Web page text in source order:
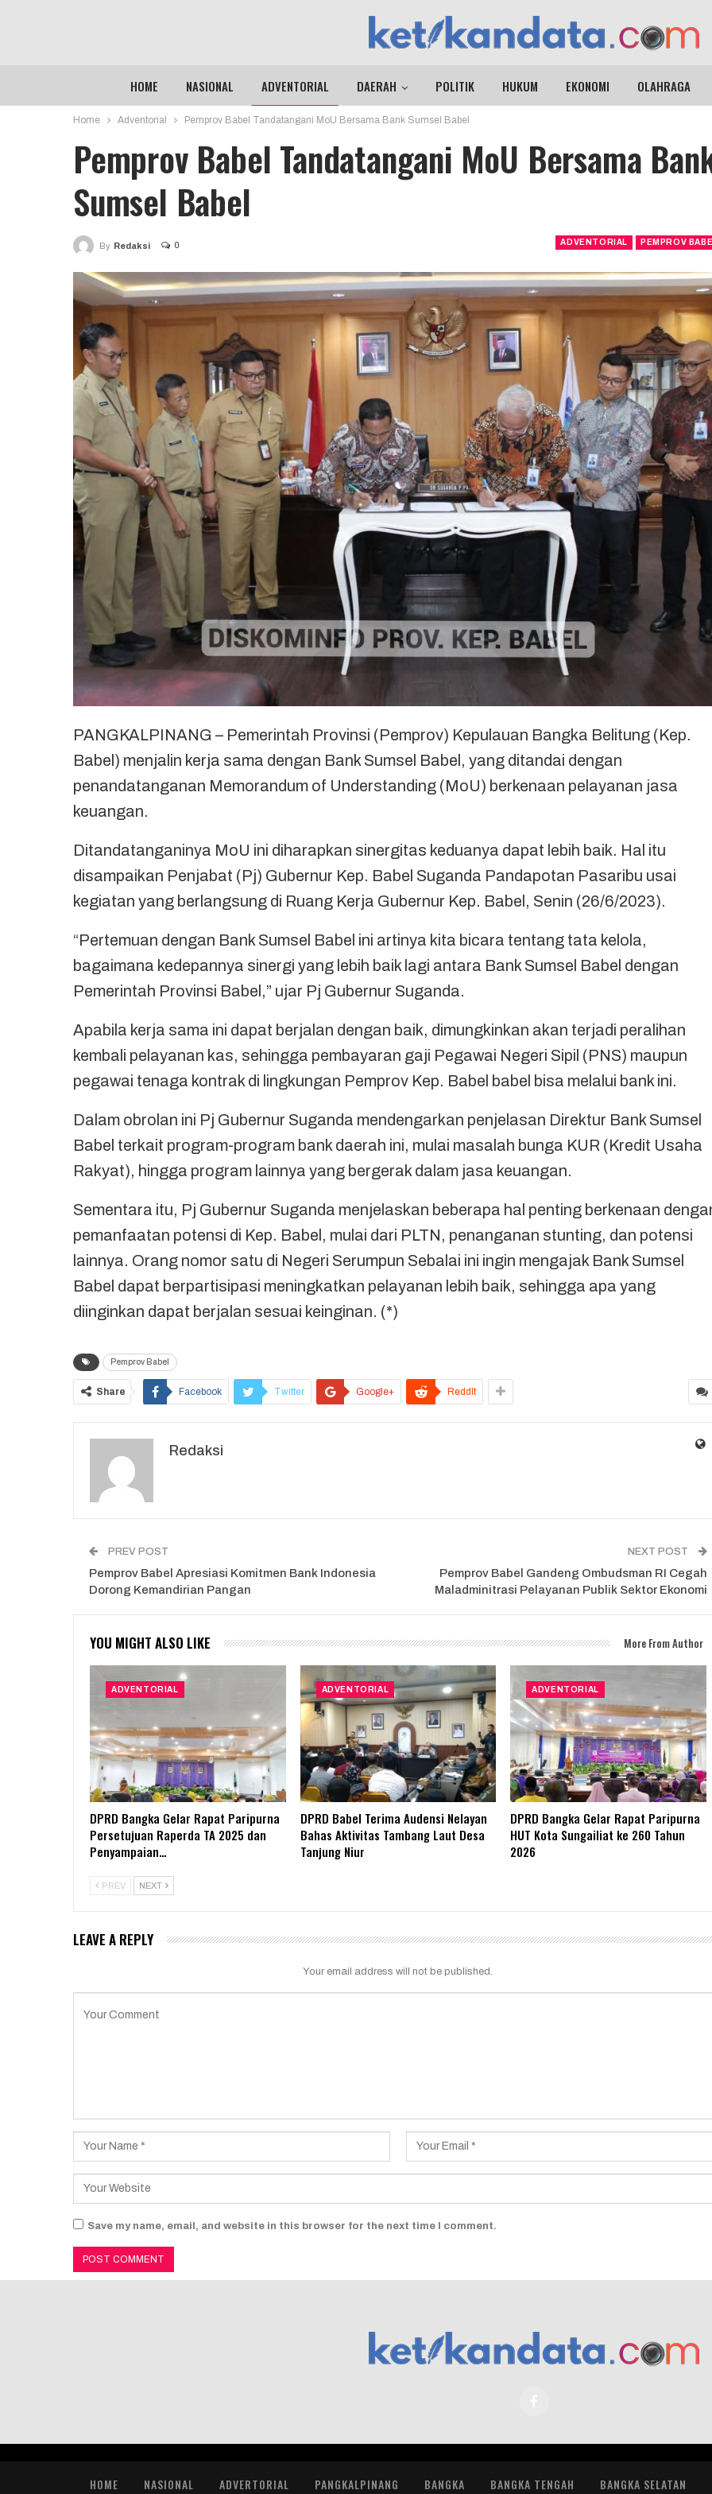
HOME NASIONAL ADVENTORIAL DAERAH POLITIK HUKUM EKONOMI OLAHRAGA
Home Adventorial Pemprov Babel Tandatangani MoU Bersama Bank Sumsel Babel
Pemprov Babel Tandatangani MoU Bersama
Sumsel Babel
ADVENTORIAL PEMPROV
By Redaksi 0
PANGKALPINANG – Pemerintah Provinsi (Pemprov) Kepulauan Bangka Belitung (Kep.
Babel) menjalin kerja sama dengan Bank Sumsel Babel, yang ditandai dengan
penandatanganan Memorandum of Understanding (MoU) berkenaan pelayanan jasa
keuangan.
Ditandatanganinya MoU ini diharapkan sinergitas keduanya dapat lebih baik. Hal itu
disampaikan Penjabat (Pj) Gubernur Kep. Babel Suganda Pandapotan Pasaribu usai
kegiatan yang berlangsung di Ruang Kerja Gubernur Kep. Babel, Senin (26/6/2023).
“Pertemuan dengan Bank Sumsel Babel ini artinya kita bicara tentang tata kelola,
bagaimana kedepannya sinergi yang lebih baik lagi antara Bank Sumsel Babel dengan
Pemerintah Provinsi Babel,” ujar Pj Gubernur Suganda.
Apabila kerja sama ini dapat berjalan dengan baik, dimungkinkan akan terjadi peralihan
kembali pelayanan kas, sehingga pembayaran gaji Pegawai Negeri Sipil (PNS) maupun
pegawai tenaga kontrak di lingkungan Pemprov Kep. Babel babel bisa melalui bank ini.
Dalam obrolan ini Pj Gubernur Suganda mendengarkan penjelasan Direktur Bank Sumsel
Babel terkait program-program bank daerah ini, mulai masalah bunga KUR (Kredit Usaha
Rakyat), hingga program lainnya yang bergerak dalam jasa keuangan.
Sementara itu, Pj Gubernur Suganda menjelaskan beberapa hal penting berkenaan
pemanfaatan potensi di Kep. Babel, mulai dari PLTN, penanganan stunting, dan potensi
lainnya. Orang nomor satu di Negeri Serumpun Sebalai ini ingin mengajak Bank Sumsel
Babel dapat berpartisipasi meningkatkan pelayanan lebih baik, sehingga apa yang
diinginkan dapat berjalan sesuai keinginan. (*)
Pemprov Babel
Share Facebook Twitter Google+ ReddIt
Redaksi
PREV POST
Pemprov Babel Apresiasi Komitmen Bank Indonesia
Dorong Kemandirian Pangan
NEXT POST
Pemprov Babel Gandeng Ombudsman RI Cegah
Maladminitrasi Pelayanan Publik Sektor Ekonomi
YOU MIGHT ALSO LIKE More From Author
ADVENTORIAL
DPRD Bangka Gelar Rapat Paripurna
Persetujuan Raperda TA 2025 dan
Penyampaian…
ADVENTORIAL
DPRD Babel Terima Audensi Nelayan
Bahas Aktivitas Tambang Laut Desa
Tanjung Niur
ADVENTORIAL
DPRD Bangka Gelar Rapat Paripurna
HUT Kota Sungailiat ke 260 Tahun
2026
PREV NEXT
LEAVE A REPLY
Your email address will not be published.
Save my name, email, and website in this browser for the next time I comment.
HOME NASIONAL ADVERTORIAL PANGKALPINANG BANGKA BANGKA TENGAH BANGKA SELATAN